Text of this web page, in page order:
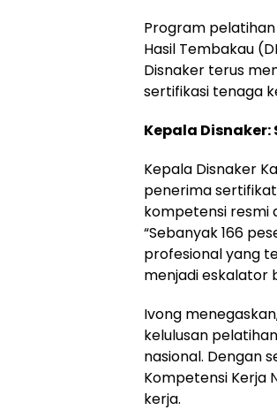
Program pelatihan
Hasil Tembakau
Disnaker terus
sertifikasi tenaga
Kepala
Kepala Disnaker
penerima
kompetensi resmi
“Sebanyak 166
profesional yang
menjadi eskalator
Ivong
kelulusan
nasional. Dengan
Kompetensi Kerja
kerja.